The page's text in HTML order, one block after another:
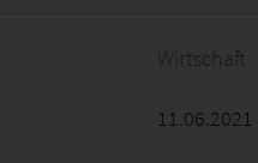
Wirtschaft